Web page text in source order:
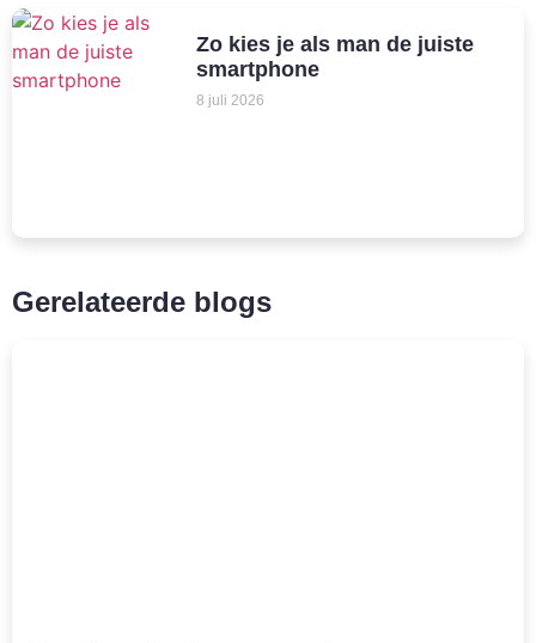
Zo kies je als man de juiste
smartphone
8 juli 2026
Gerelateerde blogs